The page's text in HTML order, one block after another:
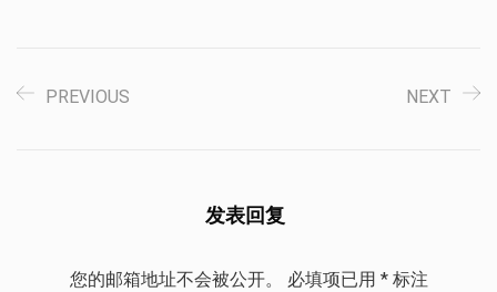
PREVIOUS NEXT
发表回复
您的邮箱地址不会被公开。 必填项已用 *标注